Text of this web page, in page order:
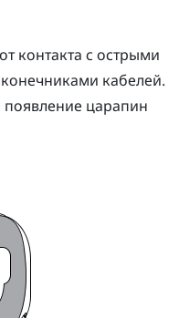
контакта с острыми
кабелей.
появление царапин